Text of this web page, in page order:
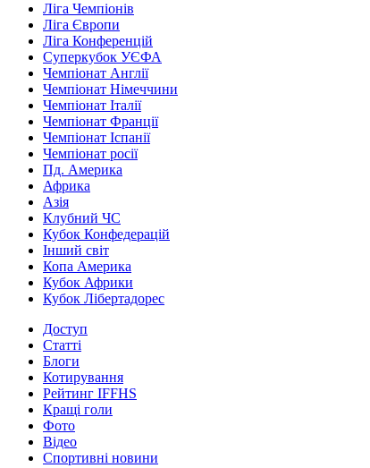
Ліга Чемпіонів
Ліга Європи
Ліга Конференцій
Суперкубок УЄФА
Чемпіонат Англії
Чемпіонат Німеччини
Чемпіонат Італії
Чемпіонат Франції
Чемпіонат Іспанії
Чемпіонат росії
Пд. Америка
Африка
Азія
Клубний ЧС
Кубок Конфедерацій
Інший світ
Копа Америка
Кубок Африки
Кубок Лібертадорес
Доступ
Статті
Блоги
Котирування
Рейтинг IFFHS
Кращі голи
Фото
Відео
Спортивні новини